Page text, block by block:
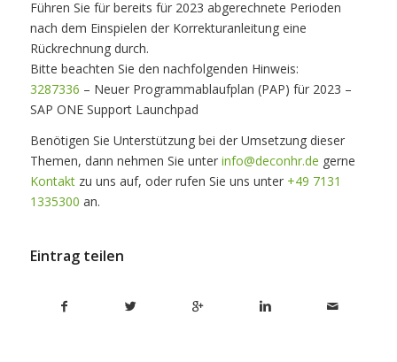
Führen Sie für bereits für 2023 abgerechnete Perioden
nach dem Einspielen der Korrekturanleitung eine
Rückrechnung durch.
Bitte beachten Sie den nachfolgenden Hinweis:
3287336 – Neuer Programmablaufplan (PAP) für 2023 –
SAP ONE Support Launchpad
Benötigen Sie Unterstützung bei der Umsetzung dieser
Themen, dann nehmen Sie unter info@deconhr.de gerne
Kontaktzu uns auf, oder rufen Sie uns unter +49 7131
1335300 an.
Eintrag teilen